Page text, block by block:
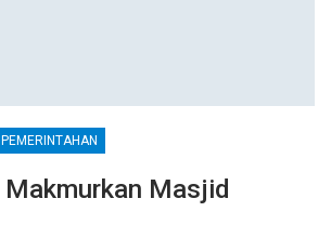
PEMERINTAHAN
Makmurkan Masjid